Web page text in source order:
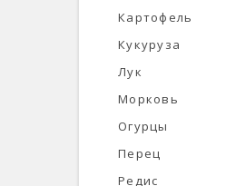
Картофель
Кукуруза
Лук
Морковь
Огурцы
Перец
Редис